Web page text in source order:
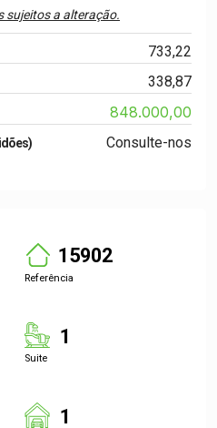
sujeitos a alteração.
733,22
338,87
848.000,00
Consulte-nos
15902
Referência
1
Suite
1